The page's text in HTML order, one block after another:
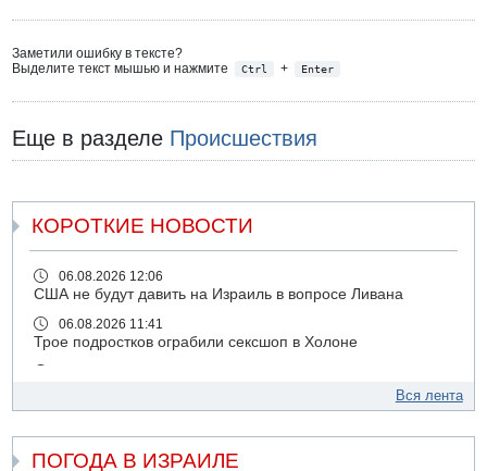
Заметили ошибку в тексте?
Выделите текст мышью и нажмите
Ctrl + Enter
Еще в разделе Происшествия
КОРОТКИЕ НОВОСТИ
06.08.2026 12:06
США не будут давить на Израиль в вопросе Ливана
06.08.2026 11:41
Трое подростков ограбили сексшоп в Холоне
Украинская атака на российский НПЗ
Вся лента
ПОГОДА В ИЗРАИЛЕ